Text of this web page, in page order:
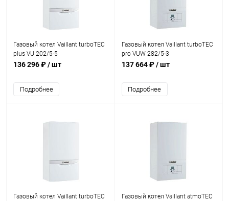
Газовый котел Vaillant turboTEC
plus VU 202/5-5
136 296 ₽/ шт
Подробнее
Газовый котел Vaillant turboTEC
pro VUW 282/5-3
137 664 ₽/ шт
Подробнее
Газовый котел Vaillant turboTEC
Газовый котел Vaillant atmoTEC